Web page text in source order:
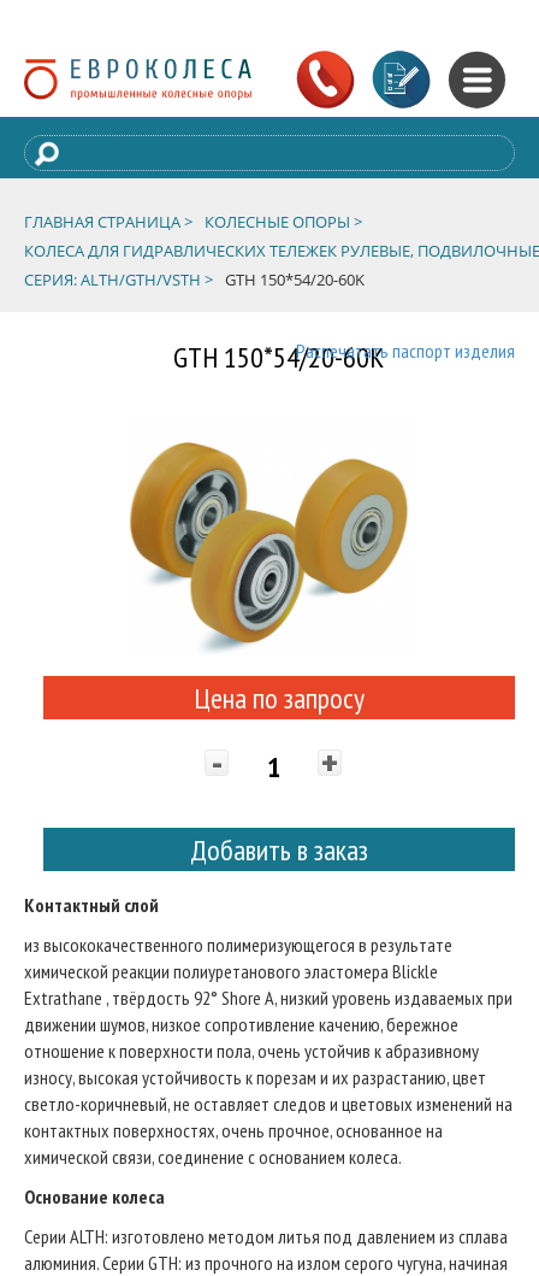
ГЛАВНАЯ СТРАНИЦА >
КОЛЕСНЫЕ ОПОРЫ >
КОЛЕСА ДЛЯ ГИДРАВЛИЧЕСКИХ ТЕЛЕЖЕК РУЛЕВЫЕ,
СЕРИЯ: ALTH/GTH/VSTH > GTH 150*54/20-60K
GTH 150*54/20-60KРаспечатать паспорт изделия
Цена по запросу
- +
Добавить в заказ
Контактный слой
из высококачественного полимеризующегося в результате
химической реакции полиуретанового эластомера Blickle
Extrathane , твёрдость 92° Shore A, низкий уровень издаваемых при
движении шумов, низкое сопротивление качению, бережное
отношение к поверхности пола, очень устойчив к абразивному
износу, высокая устойчивость к порезам и их разрастанию, цвет
светло-коричневый, не оставляет следов и цветовых изменений на
контактных поверхностях, очень прочное, основанное на
химической связи, соединение с основанием колеса.
Основание колеса
Серии ALTH: изготовлено методом литья под давлением из сплава
алюминия. Серии GTH: из прочного на излом серого чугуна, начиная